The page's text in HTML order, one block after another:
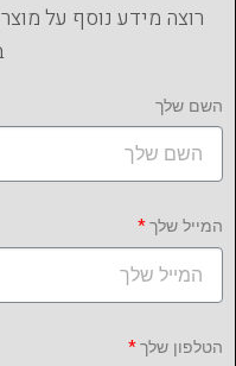
רוצה מידע נוסף על
השם שלך
המייל שלך
הטלפון שלך